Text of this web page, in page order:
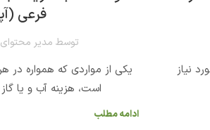
نیاز
فرعی
توسط مدیر
یکی از مواردی که همواره در
است، هزینه آب و یا
ادامه مطلب